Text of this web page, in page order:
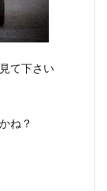
て下さい
ね？